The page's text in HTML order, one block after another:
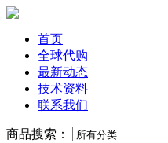
首页
全球代购
最新动态
技术资料
联系我们
商品搜索：